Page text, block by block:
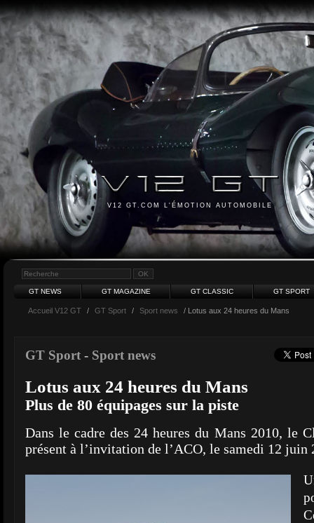
V12 GT.COM L'ÉMOTION AUTOMOBILE
GT NEWS GT MAGAZINE GT CLASSIC GT SPORT
Accueil V12 GT / GT Sport / Sport news / Lotus aux 24 heures du Mans
GT Sport - Sport news
Lotus aux 24 heures du Mans
Plus de 80 équipages sur la piste
Dans le cadre des 24 heures du Mans 2010, le
présent à l’invitation de l’ACO, le samedi 12 juin